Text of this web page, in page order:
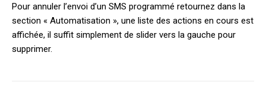
Pour annuler l’envoi d’un SMS programmé retournez dans la
section « Automatisation », une liste des actions en cours est
affichée, il suffit simplement de slider vers la gauche pour
supprimer.